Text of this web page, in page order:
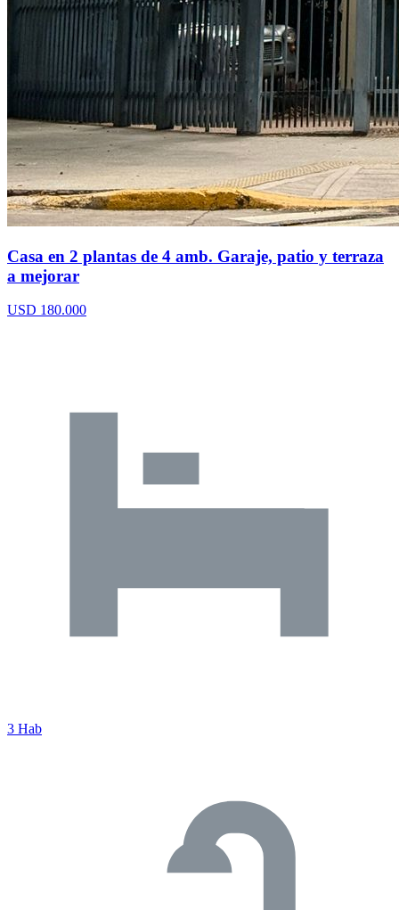
Casa en 2 plantas de 4 amb. Garaje, patio y terraza
a mejorar
USD 180.000
3 Hab